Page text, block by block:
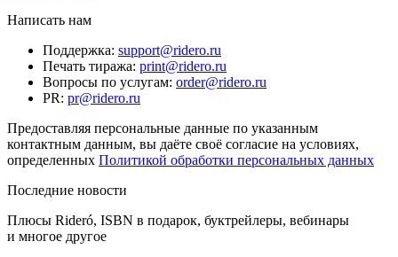
Написать нам
Поддержка: support@ridero.ru
Печать тиража: print@ridero.ru
Вопросы по услугам: order@ridero.ru
PR: pr@ridero.ru
Предоставляя персональные данные по указанным
контактным данным, вы даёте своё согласие на условиях,
определенных Политикой обработки персональных данных
Последние новости
Плюсы Rideró, ISBN в подарок, буктрейлеры, вебинары
и многое другое